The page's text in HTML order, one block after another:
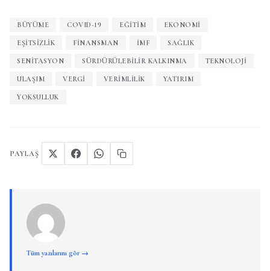
BÜYÜME COVID-19 EĞITIM EKONOMI
EŞITSIZLIK FINANSMAN İMF SAĞLIK
SENITASYON SÜRDÜRÜLEBILIR KALKINMA TEKNOLOJI
ULAŞIM VERGI VERIMLILIK YATIRIM
YOKSULLUK
PAYLAŞ
Tüm yazılarını gör →